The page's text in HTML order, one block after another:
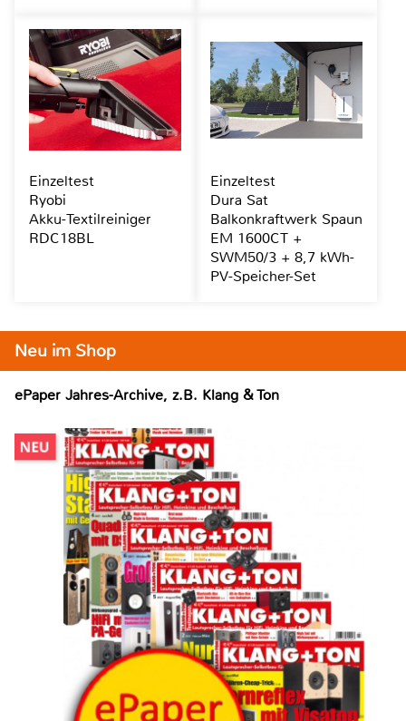
Neu im Shop
ePaper Jahres-Archive, z.B. Klang & Ton
Einzeltest
Ryobi
Akku-Textilreiniger
RDC18BL
Einzeltest
Dura Sat
Balkonkraftwerk Spaun
EM 1600CT +
SWM50/3 + 8,7 kWh-
PV-Speicher-Set